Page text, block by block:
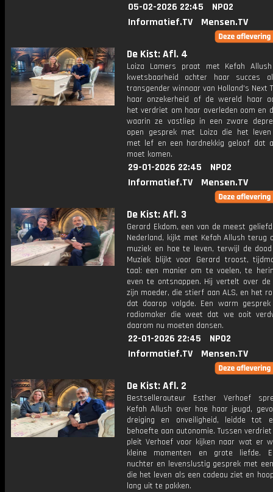
05-02-2026 22:45
NPO2
Informatief.TV
Mensen.TV
De Kist: Afl. 4
Loiza Lamers praat met Kefah
kwetsbaarheid achter haar succes
transgender winnaar van Holland's Next
haar onzekerheid of de wereld haar
het verdriet om haar overleden oom en
waarin ze vastliep in een zware
open gesprek met Loiza die het
met lef en een hardnekkig geloof dat
moet komen.
29-01-2026 22:45
NPO2
Informatief.TV
Mensen.TV
De Kist: Afl. 3
Gerard Ekdom, een van de meest
Nederland, kijkt met Kefah Allush terug
muziek en hoe te leven, terwijl de
Muziek blijkt voor Gerard troost,
taal: een manier om te voelen, te
even te ontsnappen. Hij vertelt over de
zijn moeder, die stierf aan ALS, en het
dat daarop volgde. Een warm
radiomaker die weet dat we ooit
daarom nu moeten dansen.
22-01-2026 22:45
NPO2
Informatief.TV
Mensen.TV
De Kist: Afl. 2
Bestsellerauteur Esther Verhoef
Kefah Allush over hoe haar jeugd,
dreiging en onveiligheid, leidde tot
behoefte aan autonomie. Tussen
pleit Verhoef voor kijken naar wat er
kleine momenten en grote liefde.
nuchter en levenslustig gesprek met
die het leven als een cadeau ziet en
lang uit te pakken.